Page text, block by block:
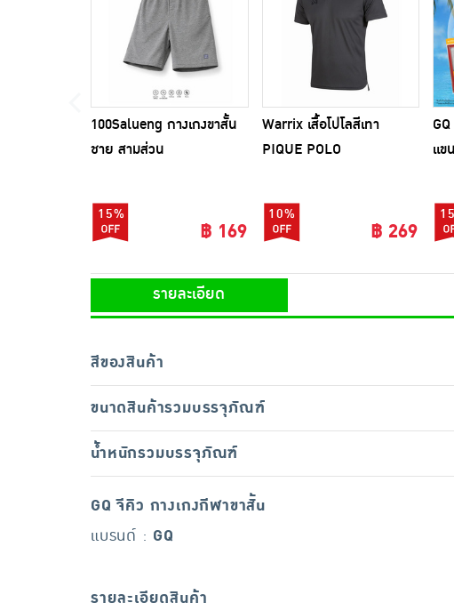
100Salueng กางเกงขาสั้น
ชาย สามส่วน
15%
฿ 169
Warrix เสื้อโปโลสีเทา
PIQUE POLO
10%
฿ 269
แข
รายละเอียด
สีของสินค้า
ขนาดสินค้ารวมบรรจุภัณฑ์
น้ำหนักรวมบรรจุภัณฑ์
GQ จีคิว กางเกงกีฬาขาสั้น
แบรนด์ : GQ
รายละเอียดสินค้า